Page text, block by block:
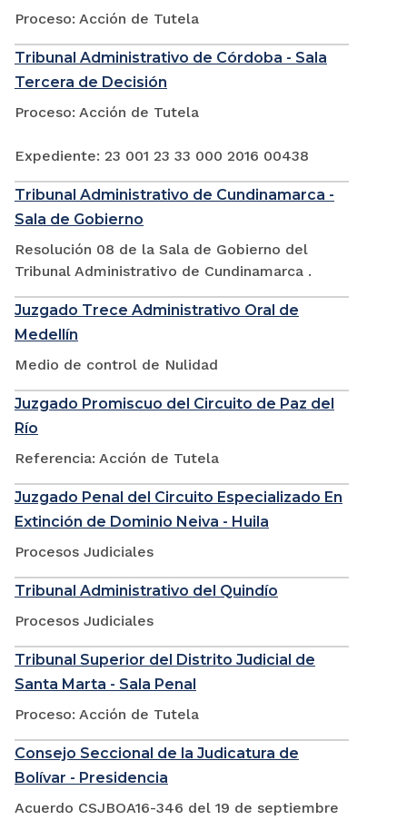
Proceso: Acción de Tutela
Tribunal Administrativo de Córdoba - Sala
Tercera de Decisión
Proceso: Acción de Tutela
Expediente: 23 001 23 33 000 2016 00438
Tribunal Administrativo de Cundinamarca -
Sala de Gobierno
Resolución 08 de la Sala de Gobierno del
Tribunal Administrativo de Cundinamarca .
Juzgado Trece Administrativo Oral de
Medellín
Medio de control de Nulidad
Juzgado Promiscuo del Circuito de Paz del
Río
Referencia: Acción de Tutela
Juzgado Penal del Circuito Especializado En
Extinción de Dominio Neiva - Huila
Procesos Judiciales
Tribunal Administrativo del Quindío
Procesos Judiciales
Tribunal Superior del Distrito Judicial de
Santa Marta - Sala Penal
Proceso: Acción de Tutela
Consejo Seccional de la Judicatura de
Bolívar - Presidencia
Acuerdo CSJBOA16-346 del 19 de septiembre